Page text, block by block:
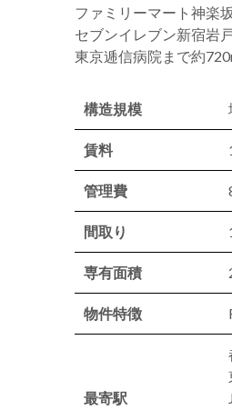
ファミリーマート神楽
セブンイレブン新宿岩
東京逓信病院まで約
構造規模
賃料
管理費
間取り
専有面積
物件特徴
最寄駅